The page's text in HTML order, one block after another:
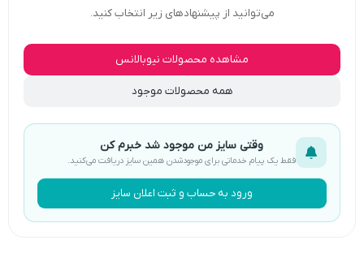
می‌توانید از پیشنهادهای زیر انتخاب کنید.
مشاهده محصولات نیوبالانس
همه محصولات موجود
وقتی سایز من موجود شد خبرم کن
فقط یک پیام خدماتی برای موجودشدن همین سایز دریافت می‌کنید.
ورود به حساب و ثبت اعلان سایز